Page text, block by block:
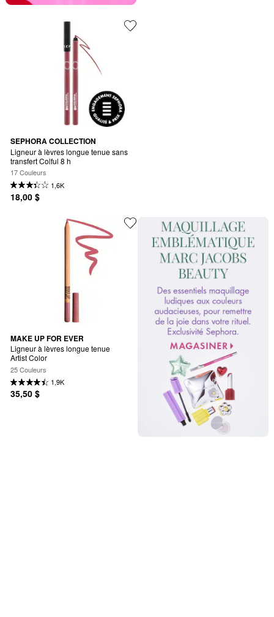
SEPHORA COLLECTION
Ligneur à lèvres longue tenue sans
transfert Colful 8 h
17 Couleurs
1,6K
18,00 $
MAKE UP FOR EVER
Ligneur à lèvres longue tenue
Artist Color
25 Couleurs
1,9K
35,50 $